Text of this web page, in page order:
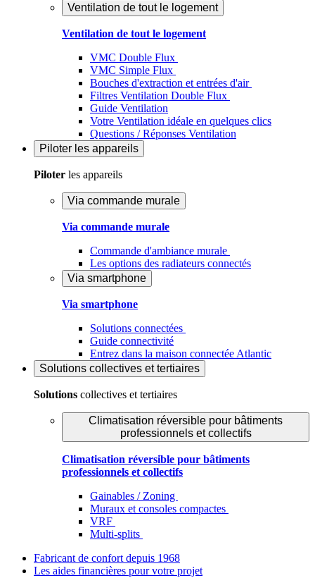
Ventilation de tout le logement
Ventilation de tout le logement
VMC Double Flux
VMC Simple Flux
Bouches d'extraction et entrées d'air
Filtres Ventilation Double Flux
Guide Ventilation
Votre Ventilation idéale en quelques clics
Questions / Réponses Ventilation
Piloter les appareils
Piloter les appareils
Via commande murale
Via commande murale
Commande d'ambiance murale
Les options des radiateurs connectés
Via smartphone
Via smartphone
Solutions connectées
Guide connectivité
Entrez dans la maison connectée Atlantic
Solutions collectives et tertiaires
Solutions collectives et tertiaires
Climatisation réversible pour bâtiments
professionnels et collectifs
Climatisation réversible pour bâtiments
professionnels et collectifs
Gainables / Zoning
Muraux et consoles compactes
VRF
Multi-splits
Fabricant de confort depuis 1968
Les aides financières pour votre projet